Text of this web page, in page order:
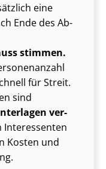
eine
Ende des Ab­
stimmen.
für Streit.
sind
ver­
Interessenten
Kosten und